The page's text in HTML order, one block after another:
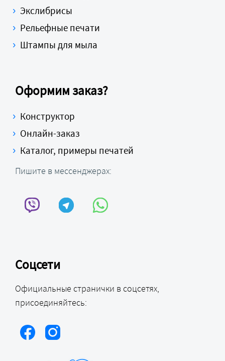
Экслибрисы
Рельефные печати
Штампы для мыла
Оформим заказ?
Конструктор
Онлайн-заказ
Каталог, примеры печатей
Пишите в мессенджерах:
Соцсети
Официальные странички в соцсетях,
присоединяйтесь: